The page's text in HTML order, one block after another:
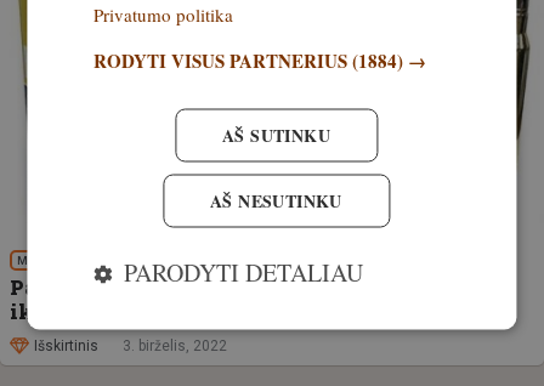
MEDŽIOKLĖS REIKMENYS
Pasaulio kalibrai. Nuo amerikietiškos svajonės
iki suomiškos sėkmės istorijos
Išskirtinis 3. birželis, 2022
Privatumo politika
RODYTI VISUS PARTNERIUS(1884) →
AŠ SUTINKU
AŠ NESUTINKU
PARODYTI DETALIAU